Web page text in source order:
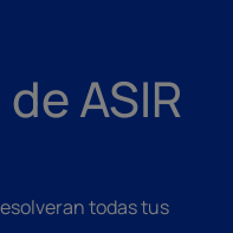
ASIR
todas tus